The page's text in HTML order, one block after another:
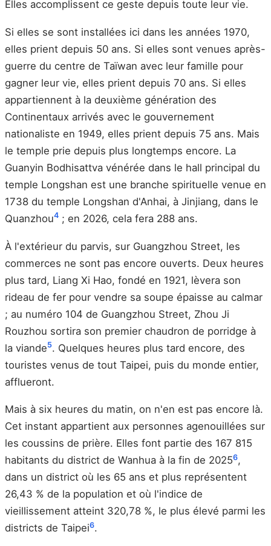
Elles accomplissent ce geste depuis toute leur vie.
Si elles se sont installées ici dans les années 1970,
elles prient depuis 50 ans. Si elles sont venues après-
guerre du centre de Taïwan avec leur famille pour
gagner leur vie, elles prient depuis 70 ans. Si elles
appartiennent à la deuxième génération des
Continentaux arrivés avec le gouvernement
nationaliste en 1949, elles prient depuis 75 ans. Mais
le temple prie depuis plus longtemps encore. La
Guanyin Bodhisattva vénérée dans le hall principal du
temple Longshan est une branche spirituelle venue en
1738 du temple Longshan d'Anhai, à Jinjiang, dans le
Quanzhou4 ; en 2026, cela fera 288 ans.
À l'extérieur du parvis, sur Guangzhou Street, les
commerces ne sont pas encore ouverts. Deux heures
plus tard, Liang Xi Hao, fondé en 1921, lèvera son
rideau de fer pour vendre sa soupe épaisse au calmar
; au numéro 104 de Guangzhou Street, Zhou Ji
Rouzhou sortira son premier chaudron de porridge à
la viande5. Quelques heures plus tard encore, des
touristes venus de tout Taipei, puis du monde entier,
afflueront.
Mais à six heures du matin, on n'en est pas encore là.
Cet instant appartient aux personnes agenouillées sur
les coussins de prière. Elles font partie des 167 815
habitants du district de Wanhua à la fin de 20256,
dans un district où les 65 ans et plus représentent
26,43 % de la population et où l'indice de
vieillissement atteint 320,78 %, le plus élevé parmi les
districts de Taipei6.